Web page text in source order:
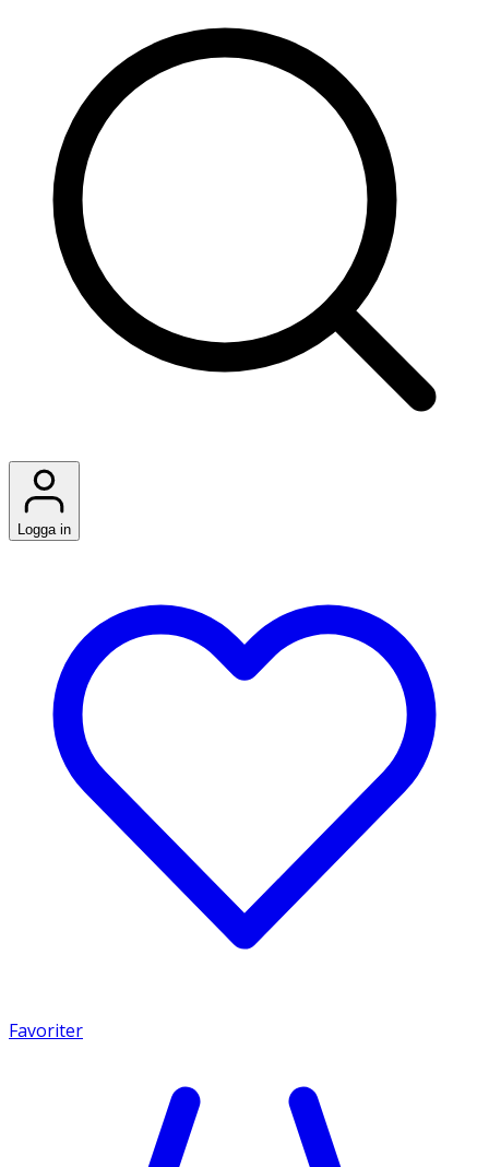
Logga in
Favoriter